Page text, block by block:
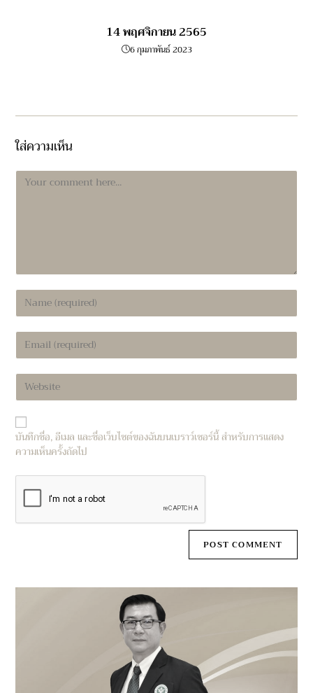
14 พฤศจิกายน 2565
6 กุมภาพันธ์ 2023
ใส่ความเห็น
Comment
Enter
your
username
comment
Enter
your
address
to
Enter
your
URL
(optional)
บันทึกชื่อ, อีเมล และชื่อเว็บไซต์ของฉันบนเบราว์เซอร์นี้ สำหรับการแสดง
ความเห็นครั้งถัดไป